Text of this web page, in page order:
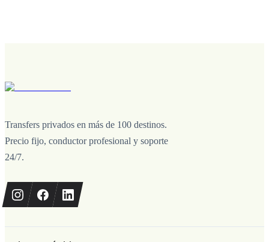
Transfers privados en más de 100 destinos.
Precio fijo, conductor profesional y soporte
24/7.